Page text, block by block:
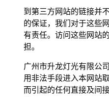
到第三方网站的链接并
的保证，我们对于这些
有责任。访问这些网站
担。
广州市升龙灯光有限公
用非法手段进入本网站
而引起的任何直接及间